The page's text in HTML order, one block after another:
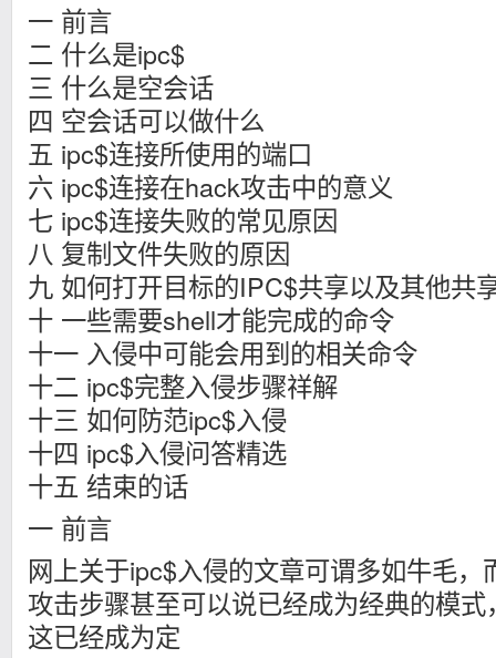
一 前言
二 什么是ipc$
三 什么是空会话
四 空会话可以做什么
五 ipc$连接所使用的端口
六 ipc$连接在hack攻击中的意义
七 ipc$连接失败的常见原因
八 复制文件失败的原因
九 如何打开目标的IPC$共享以及其他共
十 一些需要shell才能完成的命令
十一 入侵中可能会用到的相关命令
十二 ipc$完整入侵步骤祥解
十三 如何防范ipc$入侵
十四 ipc$入侵问答精选
十五 结束的话
一 前言
网上关于ipc$入侵的文章可谓多如牛毛，
攻击步骤甚至可以说已经成为经典的模
这已经成为定